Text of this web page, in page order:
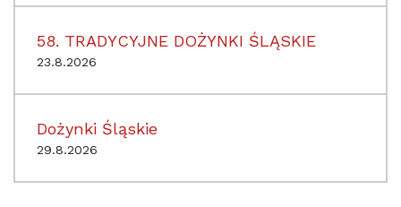
58. TRADYCYJNE DOŻYNKI ŚLĄSKIE
23.8.2026
Dożynki Śląskie
29.8.2026